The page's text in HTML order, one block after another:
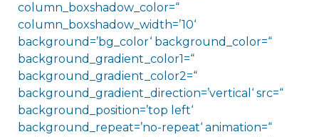
column_boxshadow_color=“
column_boxshadow_width=’10‘
background=’bg_color‘ background_color=“
background_gradient_color1=“
background_gradient_color2=“
background_gradient_direction=’vertical‘ src=“
background_position=’top left‘
background_repeat=’no-repeat‘ animation=“